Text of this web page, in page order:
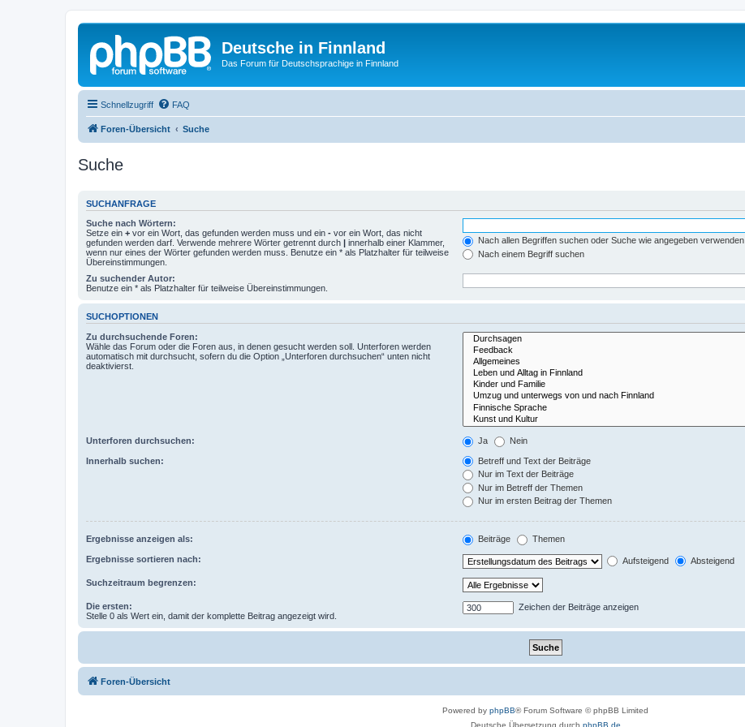
Deutsche in Finnland
Das Forum für Deutschsprachige in Finnland
Schnellzugriff FAQ
Foren-Übersicht Suche
Suche
SUCHANFRAGE
Suche nach Wörtern:
Setze ein + vor ein Wort, das gefunden werden muss und ein - vor ein Wort, das nicht
gefunden werden darf. Verwende mehrere Wörter getrennt durch | innerhalb einer Klammer,
wenn nur eines der Wörter gefunden werden muss. Benutze ein * als Platzhalter für teilweise
Übereinstimmungen.
Nach allen Begriffen suchen oder Suche wie angegeben verwenden
Nach einem Begriff suchen
Zu suchender Autor:
Benutze ein * als Platzhalter für teilweise Übereinstimmungen.
SUCHOPTIONEN
Zu durchsuchende Foren:
Wähle das Forum oder die Foren aus, in denen gesucht werden soll. Unterforen werden
automatisch mit durchsucht, sofern du die Option „Unterforen durchsuchen“ unten nicht
deaktivierst.
Unterforen durchsuchen: Ja Nein
Innerhalb suchen:
Betreff und Text der Beiträge
Nur im Text der Beiträge
Nur im Betreff der Themen
Nur im ersten Beitrag der Themen
Ergebnisse anzeigen als: Beiträge Themen
Ergebnisse sortieren nach: Aufsteigend Absteigend
Suchzeitraum begrenzen:
Die ersten:
Stelle 0 als Wert ein, damit der komplette Beitrag angezeigt wird.
Zeichen der Beiträge anzeigen
Foren-Übersicht
Powered by phpBB® Forum Software © phpBB Limited
Deutsche Übersetzung durch phpBB.de